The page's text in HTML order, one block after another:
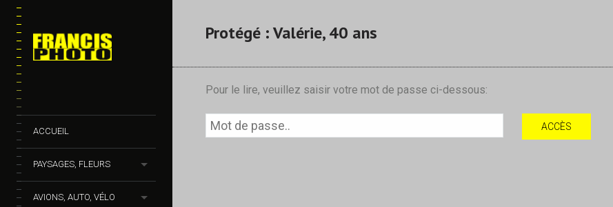
ACCUEIL
PAYSAGES, FLEURS
AVIONS, AUTO, VÉLO
Protégé : Valérie, 40 ans
Pour le lire, veuillez saisir votre mot de passe ci-dessous: